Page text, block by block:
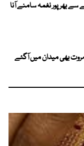
بھرپور نغمہ سامنے آنا
بھی میدان میں آگئے